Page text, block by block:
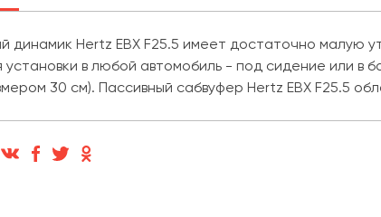
динамик Hertz EBX F25.5 имеет достаточно малую
установки в любой автомобиль - под сидение или в
30 см). Пассивный сабвуфер Hertz EBX F25.5